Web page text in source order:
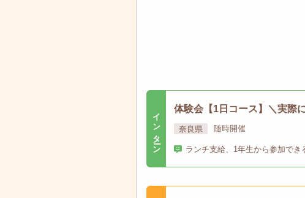
インターン 体験会【1日コース】＼実際
奈良県 随時開催
ランチ支給、1年生から参加でき